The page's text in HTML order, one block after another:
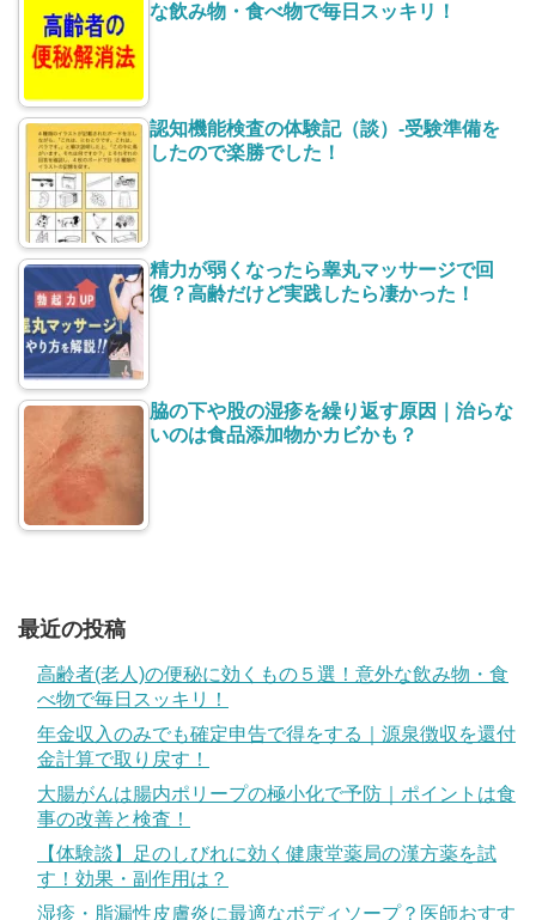
な飲み物・食べ物で毎日スッキリ！
認知機能検査の体験記（談）-受験準備を
したので楽勝でした！
精力が弱くなったら睾丸マッサージで回
復？高齢だけど実践したら凄かった！
脇の下や股の湿疹を繰り返す原因｜治らな
いのは食品添加物かカビかも？
最近の投稿
高齢者(老人)の便秘に効くもの５選！意外な飲み物・食
べ物で毎日スッキリ！
年金収入のみでも確定申告で得をする｜源泉徴収を還付
金計算で取り戻す！
大腸がんは腸内ポリープの極小化で予防｜ポイントは食
事の改善と検査！
【体験談】足のしびれに効く健康堂薬局の漢方薬を試
す！効果・副作用は？
湿疹・脂漏性皮膚炎に最適なボディソープ？医師おすす